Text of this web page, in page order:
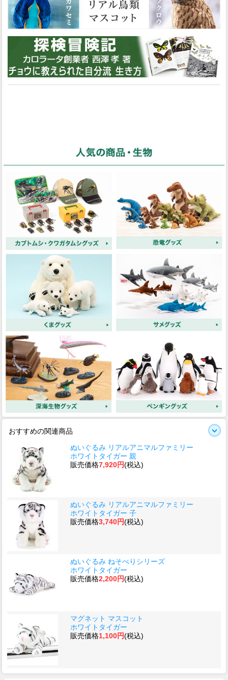
おすすめの関連商品
ぬいぐるみ リアルアニマルファミリー
ホワイトタイガー 親
販売価格7,920円(税込)
ぬいぐるみ リアルアニマルファミリー
ホワイトタイガー 子
販売価格3,740円(税込)
ぬいぐるみ ねそべりシリーズ
ホワイトタイガー
販売価格2,200円(税込)
マグネット マスコット
ホワイトタイガー
販売価格1,100円(税込)